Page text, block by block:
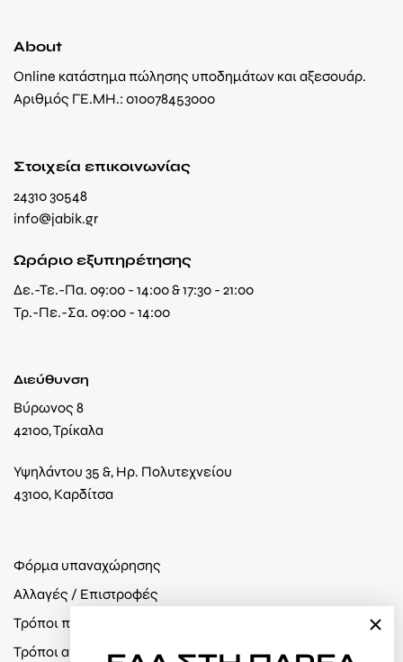
About
Online κατάστημα πώλησης υποδημάτων και αξεσουάρ.
Αριθμός ΓΕ.ΜΗ.: 010078453000
Στοιχεία επικοινωνίας
24310 30548
info@jabik.gr
Ωράριο εξυπηρέτησης
Δε.-Τε.-Πα. 09:00 - 14:00 & 17:30 - 21:00
Τρ.-Πε.-Σα. 09:00 - 14:00
Διεύθυνση
Βύρωνος 8
42100, Τρίκαλα
Υψηλάντου 35 &, Ηρ. Πολυτεχνείου
43100, Καρδίτσα
Φόρμα υπαναχώρησης
Αλλαγές / Επιστροφές
Τρόποι πληρωμής
Τρόποι αποστολής